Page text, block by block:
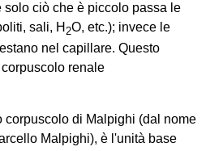
solo ciò che è piccolo passa le
sali, H 2O, etc.); invece le
nel capillare. Questo
corpuscolo renale
corpuscolo di Malpighi (dal nome
Malpighi), è l'unità base